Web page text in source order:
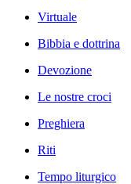
Virtuale
Bibbia e dottrina
Devozione
Le nostre croci
Preghiera
Riti
Tempo liturgico